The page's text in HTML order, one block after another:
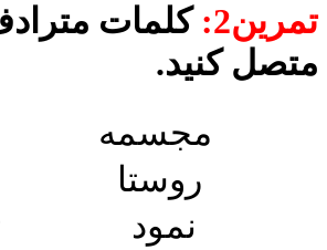
تمرین2:
کلمات
متصل کنید.
مجسمه
روستا
نمود